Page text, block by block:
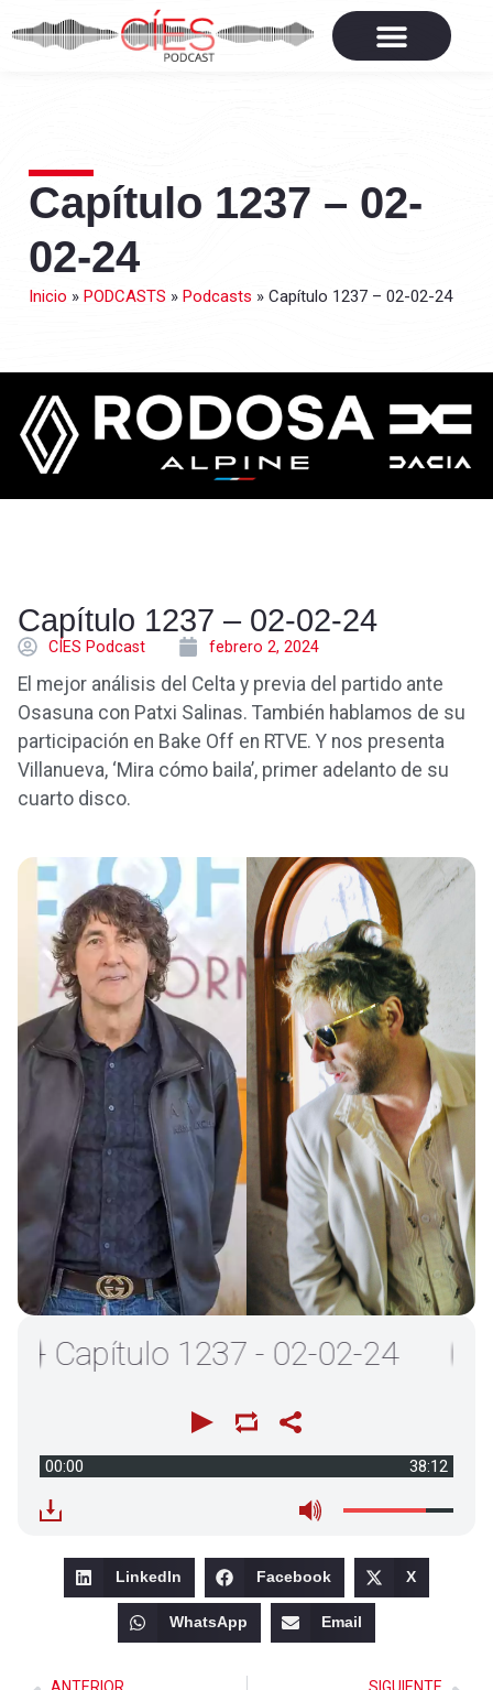
Capítulo 1237 – 02-
02-24
Inicio » PODCASTS » Podcasts » Capítulo 1237 – 02-02-24
Capítulo 1237 – 02-02-24
CÍES Podcast febrero 2, 2024
El mejor análisis del Celta y previa del partido ante
Osasuna con Patxi Salinas. También hablamos de su
participación en Bake Off en RTVE. Y nos presenta
Villanueva, ‘Mira cómo baila’, primer adelanto de su
cuarto disco.
1237 - 02-02-24
00:00 38:12
LinkedIn Facebook X
WhatsApp Email
ANTERIOR SIGUIENTE